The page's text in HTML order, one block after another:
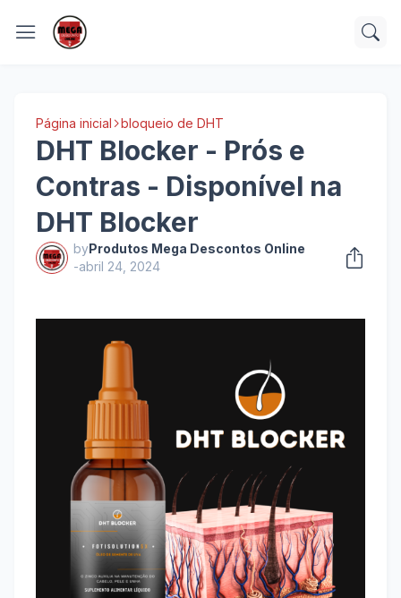
Página inicial bloqueio de DHT
DHT Blocker - Prós e
Contras - Disponível na
DHT Blocker
byProdutos Mega Descontos Online
-abril 24, 2024